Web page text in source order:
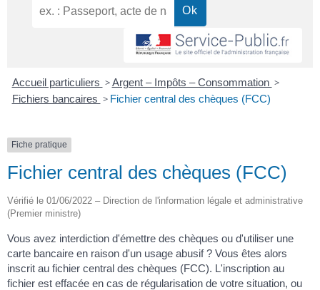
Accueil particuliers > Argent – Impôts – Consommation >
Fichiers bancaires > Fichier central des chèques (FCC)
Fiche pratique
Fichier central des chèques (FCC)
Vérifié le 01/06/2022 – Direction de l'information légale et administrative
(Premier ministre)
Vous avez interdiction d'émettre des chèques ou d'utiliser une
carte bancaire en raison d'un usage abusif ? Vous êtes alors
inscrit au fichier central des chèques (FCC). L'inscription au
fichier est effacée en cas de régularisation de votre situation, ou